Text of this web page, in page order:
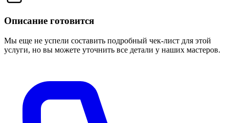
Описание готовится
Мы еще не успели составить подробный чек-лист для этой
услуги, но вы можете уточнить все детали у наших мастеров.